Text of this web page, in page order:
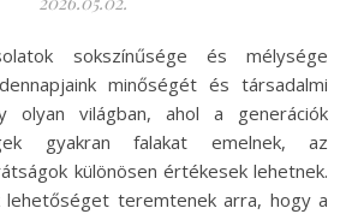
minőségét és társadalmi
olyan világban, ahol a generációk
gyakran falakat emelnek, az
különösen értékesek lehetnek.
lehetőséget teremtenek arra, hogy a